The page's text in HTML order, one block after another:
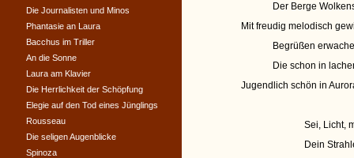
Der Berge
Mit freudig melodisch
Begrüßen
Die schon in
Jugendlich schön in
Sei, Licht,
Dein
Die Journalisten und Minos
Phantasie an Laura
Bacchus im Triller
An die Sonne
Laura am Klavier
Die Herrlichkeit der Schöpfung
Elegie auf den Tod eines Jünglings
Rousseau
Die seligen Augenblicke
Spinoza